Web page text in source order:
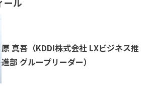
原 真吾（KDDI株式会社 LXビジネス推
進部 グループリーダー）